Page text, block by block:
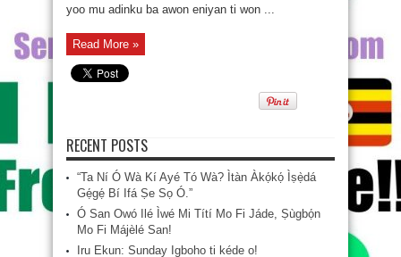
yoo mu adinku ba awon eniyan ti won ...
Read More »
RECENT POSTS
“Ta Ní Ó Wà Kí Ayé Tó Wà? Ìtàn Àkọ́kọ́ Ìṣẹ̀dá
Gẹ́gẹ́ Bí Ifá Ṣe Sọ Ó.”
Ó San Owó Ilé Ìwé Mi Títí Mo Fi Jáde, Ṣùgbọ́n
Mo Fi Májèlé San!
Iru Ekun: Sunday Igboho ti kéde o!